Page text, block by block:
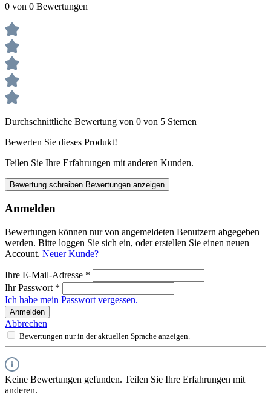
0 von 0 Bewertungen
Durchschnittliche Bewertung von 0 von 5 Sternen
Bewerten Sie dieses Produkt!
Teilen Sie Ihre Erfahrungen mit anderen Kunden.
Bewertung schreiben Bewertungen anzeigen
Anmelden
Bewertungen können nur von angemeldeten Benutzern abgegeben
werden. Bitte loggen Sie sich ein, oder erstellen Sie einen neuen
Account. Neuer Kunde?
Ihre E-Mail-Adresse *
Ihr Passwort *
Ich habe mein Passwort vergessen.
Anmelden
Abbrechen
Bewertungen nur in der aktuellen Sprache anzeigen.
Keine Bewertungen gefunden. Teilen Sie Ihre Erfahrungen mit
anderen.